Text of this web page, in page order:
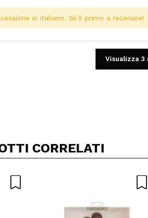
in italiano. Sii il primo a recensire!
Visualizza 3
CORRELATI